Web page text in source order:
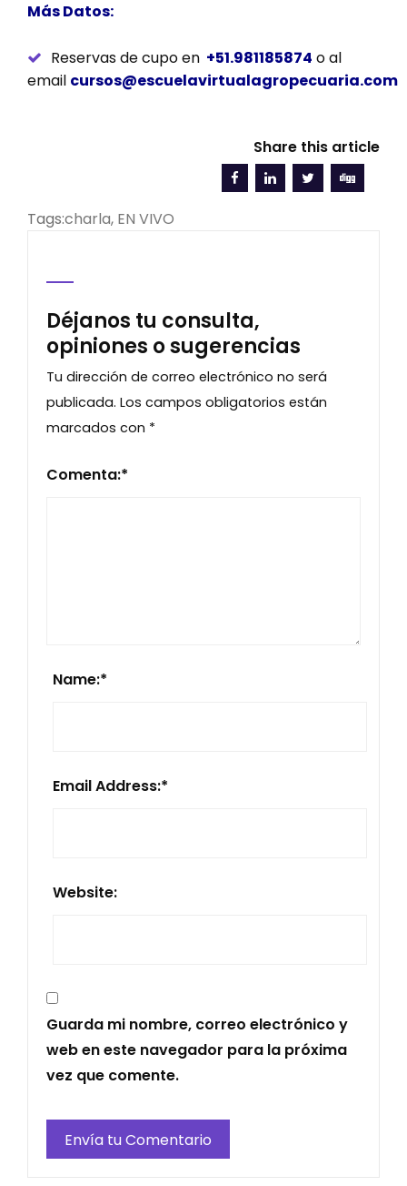
Más Datos:
Reservas de cupo en +51.981185874 o al
email cursos@escuelavirtualagropecuaria.com
Share this article
Tags:charla, EN VIVO
Déjanos tu consulta,
opiniones o sugerencias
Tu dirección de correo electrónico no será
publicada. Los campos obligatorios están
marcados con *
Comenta:*
Name:*
Email Address:*
Website:
Guarda mi nombre, correo electrónico y
web en este navegador para la próxima
vez que comente.